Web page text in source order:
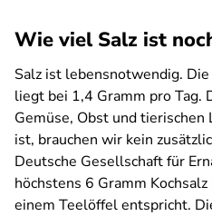
Wie viel Salz ist
Salz ist lebensnotwendig.
liegt bei 1,4 Gramm pro Tag.
Gemüse, Obst und
ist, brauchen wir kein
Deutsche Gesellschaft für
höchstens 6 Gramm
einem Teelöffel entspricht.